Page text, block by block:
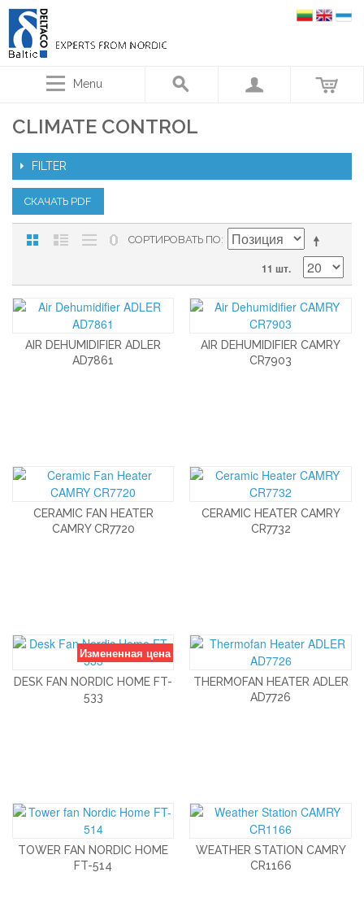
Menu
CLIMATE CONTROL
FILTER
СКАЧАТЬ PDF
СОРТИРОВАТЬ ПО
11 шт.
AIR DEHUMIDIFIER ADLER
AD7861
AIR DEHUMIDIFIER CAMRY
CR7903
CERAMIC FAN HEATER
CAMRY CR7720
CERAMIC HEATER CAMRY
CR7732
Измененная цена
DESK FAN NORDIC HOME FT-
533
THERMOFAN HEATER ADLER
AD7726
TOWER FAN NORDIC HOME
FT-514
WEATHER STATION CAMRY
CR1166